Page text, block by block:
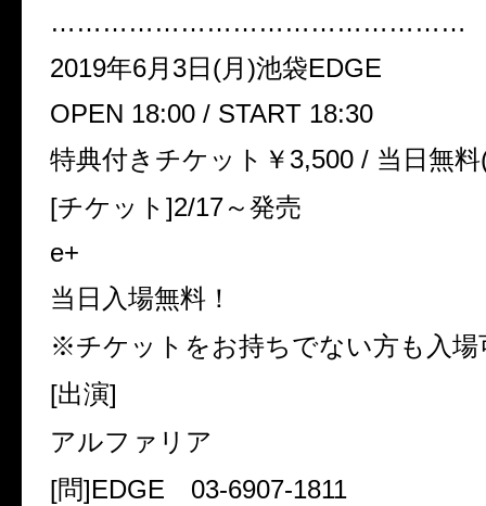
…………………………………………
2019年6月3日(月)池袋EDGE
OPEN 18:00 / START 18:30
特典付きチケット￥3,500 / 当日無
[チケット]2/17～発売
e+
当日入場無料！
※チケットをお持ちでない方も入場
[出演]
アルファリア
[問]EDGE 03-6907-1811